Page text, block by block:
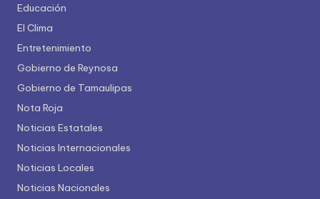
Educación
El Clima
Entretenimiento
Gobierno de Reynosa
Gobierno de Tamaulipas
Nota Roja
Noticias Estatales
Noticias Internacionales
Noticias Locales
Noticias Nacionales